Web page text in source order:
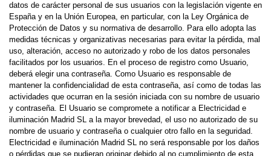
datos de carácter personal de sus usuarios con la legislación vigente en
España y en la Unión Europea, en particular, con la Ley Orgánica de
Protección de Datos y su normativa de desarrollo. Para ello adopta las
medidas técnicas y organizativas necesarias para evitar la pérdida, mal
uso, alteración, acceso no autorizado y robo de los datos personales
facilitados por los usuarios. En el proceso de registro como Usuario,
deberá elegir una contraseña. Como Usuario es responsable de
mantener la confidencialidad de esta contraseña, así como de todas las
actividades que ocurran en la sesión iniciada con su nombre de usuario
y contraseña. El Usuario se compromete a notificar a Electricidad e
iluminación Madrid SL a la mayor brevedad, el uso no autorizado de su
nombre de usuario y contraseña o cualquier otro fallo en la seguridad.
Electricidad e iluminación Madrid SL no será responsable por los daños
o pérdidas que se pudieran originar debido al no cumplimiento de esta